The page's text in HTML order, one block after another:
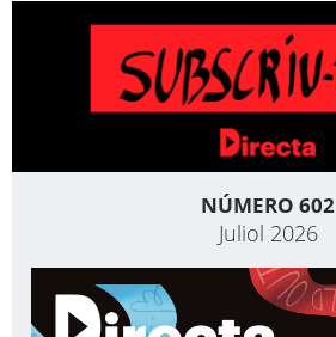
NÚMERO 602
Juliol 2026